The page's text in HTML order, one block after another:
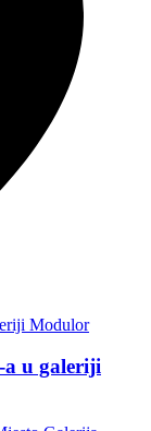
a u galeriji